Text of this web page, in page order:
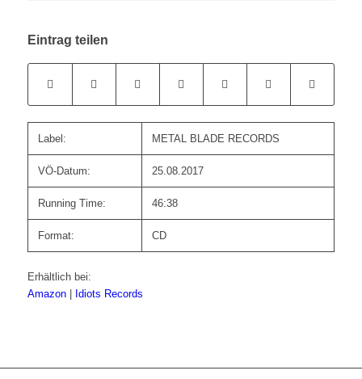
Eintrag teilen
Label: METAL BLADE RECORDS
VÖ-Datum: 25.08.2017
Running Time: 46:38
Format: CD
Erhältlich bei:
Amazon
Idiots Records